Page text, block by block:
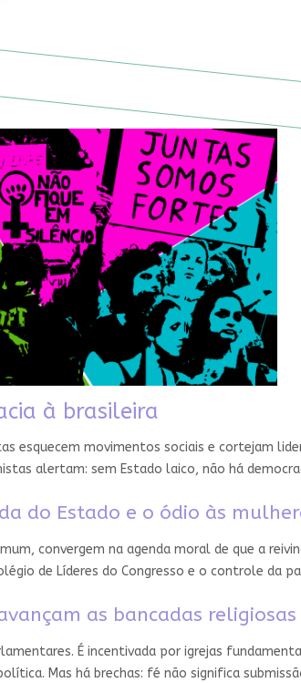
à brasileira
esquecem movimentos sociais e cortejam
alertam: sem Estado laico, não há
do Estado e o ódio às
convergem na agenda moral de que a
de Líderes do Congresso e o controle da
as bancadas religiosas
É incentivada por igrejas
Mas há brechas: fé não significa